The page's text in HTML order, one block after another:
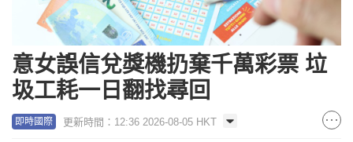
意女誤信兌獎機扔棄千萬彩票 垃
圾工耗一日翻找尋回
即時國際 更新時間：12:36 2026-08-05 HKT